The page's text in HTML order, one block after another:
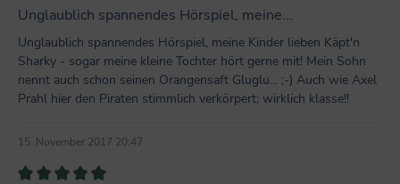
Bewertung mit 5 von 5 Sternen
Unglaublich spannendes Hörspiel, meine...
Unglaublich spannendes Hörspiel, meine Kinder lieben Käpt'n
Sharky - sogar meine kleine Tochter hört gerne mit! Mein Sohn
nennt auch schon seinen Orangensaft Gluglu... ;-) Auch wie Axel
Prahl hier den Piraten stimmlich verkörpert; wirklich klasse!!
15. November 2017 20:47